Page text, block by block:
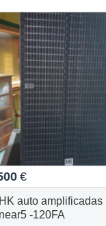
€
auto amplificadas
-120FA